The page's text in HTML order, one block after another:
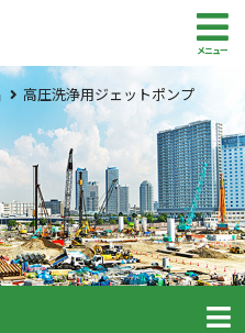
メニュー
高圧洗浄用ジェットポンプ